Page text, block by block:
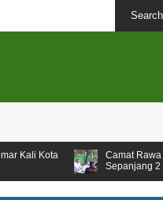
Camat Rawa Lumbu Ajak AMPHIBI